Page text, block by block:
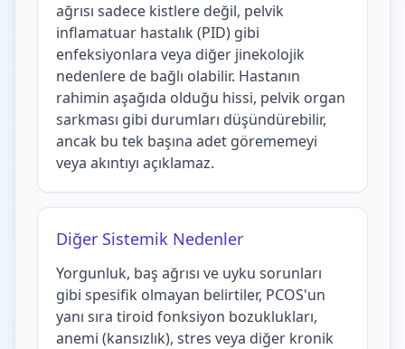
ağrısı sadece kistlere değil, pelvik
inflamatuar hastalık (PID) gibi
enfeksiyonlara veya diğer jinekolojik
nedenlere de bağlı olabilir. Hastanın
rahimin aşağıda olduğu hissi, pelvik organ
sarkması gibi durumları düşündürebilir,
ancak bu tek başına adet görememeyi
veya akıntıyı açıklamaz.
Diğer Sistemik Nedenler
Yorgunluk, baş ağrısı ve uyku sorunları
gibi spesifik olmayan belirtiler, PCOS'un
yanı sıra tiroid fonksiyon bozuklukları,
anemi (kansızlık), stres veya diğer kronik